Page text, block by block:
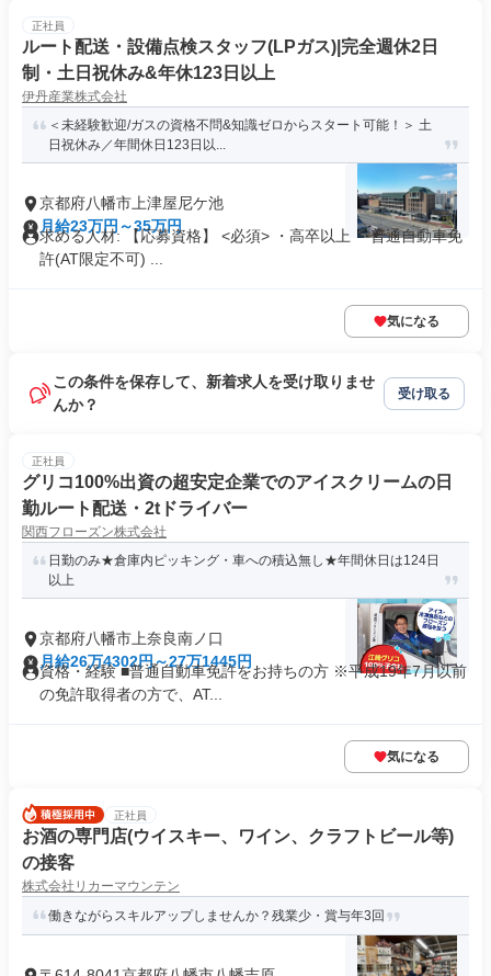
正社員
ルート配送・設備点検スタッフ(LPガス)|完全週休2日
制・土日祝休み&年休123日以上
伊丹産業株式会社
＜未経験歓迎/ガスの資格不問&知識ゼロからスタート可能！＞ 土
日祝休み／年間休日123日以...
京都府八幡市上津屋尼ケ池
月給23万円～35万円
求める人材: 【応募資格】 <必須> ・高卒以上 ・普通自動車免
許(AT限定不可) ...
気になる
この条件を保存して、新着求人を受け取りませ
んか？
受け取る
正社員
グリコ100%出資の超安定企業でのアイスクリームの日
勤ルート配送・2tドライバー
関西フローズン株式会社
日勤のみ★倉庫内ピッキング・車への積込無し★年間休日は124日
以上
京都府八幡市上奈良南ノ口
月給26万4302円～27万1445円
資格・経験 ■普通自動車免許をお持ちの方 ※平成19年7月以前
の免許取得者の方で、AT...
気になる
正社員
お酒の専門店(ウイスキー、ワイン、クラフトビール等)
の接客
株式会社リカーマウンテン
働きながらスキルアップしませんか？残業少・賞与年3回